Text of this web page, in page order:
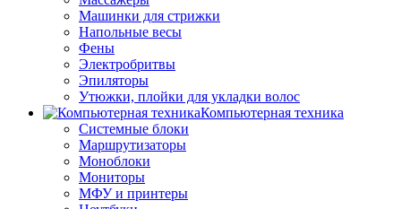
Машинки для стрижки
Напольные весы
Фены
Электробритвы
Эпиляторы
Утюжки, плойки для укладки волос
Компьютерная техника
Системные блоки
Маршрутизаторы
Моноблоки
Мониторы
МФУ и принтеры